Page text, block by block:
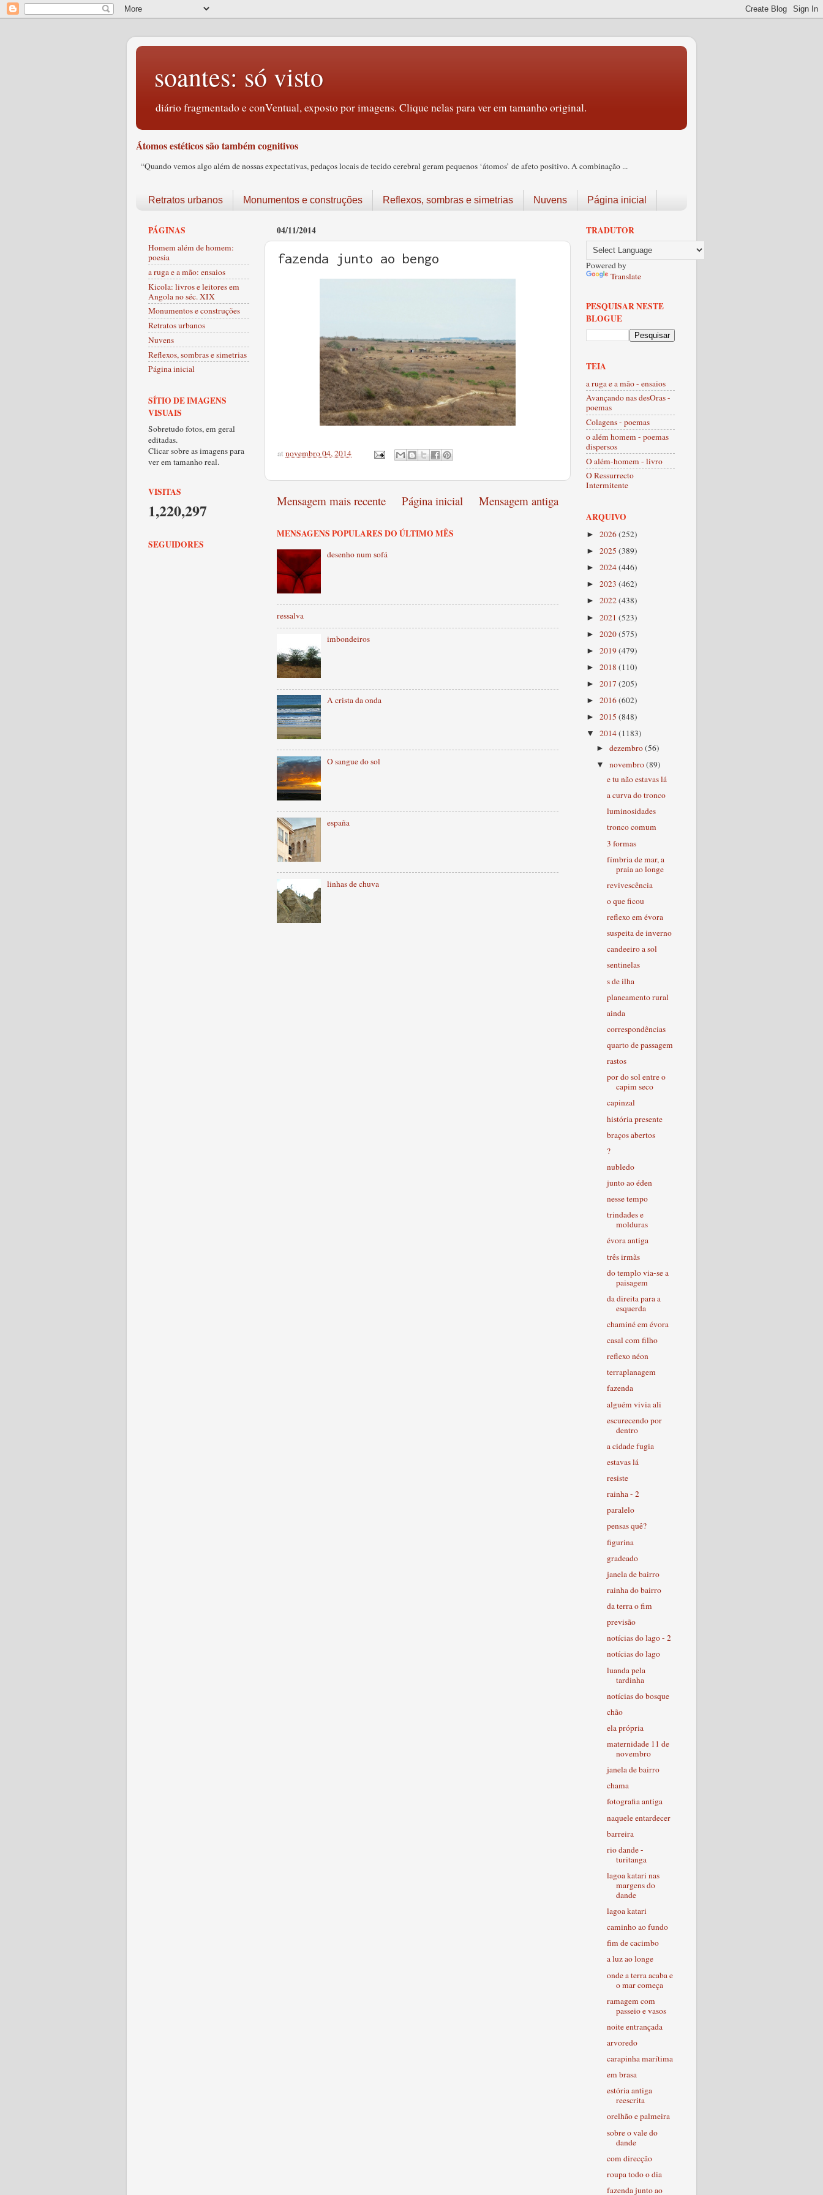
soantes: só visto
diário fragmentado e conVentual, exposto por imagens. Clique nelas para ver em tamanho original.
Átomos estéticos são também cognitivos
“Quando vemos algo além de nossas expectativas, pedaços locais de tecido cerebral geram pequenos ‘átomos’ de afeto positivo. A combinação ...
Retratos urbanos Monumentos e construções Reflexos, sombras e simetrias Nuvens Página inicial
04/11/2014
fazenda junto ao bengo
atnovembro 04, 2014
Mensagem mais recente Mensagem antiga
Página inicial
MENSAGENS POPULARES DO ÚLTIMO MÊS
desenho num sofá
ressalva
imbondeiros
A crista da onda
O sangue do sol
españa
linhas de chuva
PÁGINAS
Homem além de homem:
poesia
a ruga e a mão: ensaios
Kicola: livros e leitores em
Angola no séc. XIX
Monumentos e construções
Retratos urbanos
Nuvens
Reflexos, sombras e simetrias
Página inicial
SÍTIO DE IMAGENS
VISUAIS
Sobretudo fotos, em geral
editadas.
Clicar sobre as imagens para
ver em tamanho real.
VISITAS
1,220,297
SEGUIDORES
TRADUTOR
Powered by
Translate
PESQUISAR NESTE
BLOGUE
TEIA
a ruga e a mão - ensaios
Avançando nas desOras -
poemas
Colagens - poemas
o além homem - poemas
dispersos
O além-homem - livro
O Ressurrecto
Intermitente
ARQUIVO
► 2026(252)
► 2025 (389)
► 2024(446)
► 2023 (462)
► 2022(438)
► 2021 (523)
► 2020(575)
► 2019(479)
► 2018 (110)
► 2017 (205)
► 2016(602)
► 2015 (848)
▼ 2014(1183)
►dezembro(56)
▼novembro(89)
e tu não estavas lá
a curva do tronco
luminosidades
tronco comum
3 formas
fímbria de mar, a
praia ao longe
revivescência
o que ficou
reflexo em évora
suspeita de inverno
candeeiro a sol
sentinelas
s de ilha
planeamento rural
ainda
correspondências
quarto de passagem
rastos
por do sol entre o
capim seco
capinzal
história presente
braços abertos
?
nubledo
junto ao éden
nesse tempo
trindades e
molduras
évora antiga
três irmãs
do templo via-se a
paisagem
da direita para a
esquerda
chaminé em évora
casal com filho
reflexo néon
terraplanagem
fazenda
alguém vivia ali
escurecendo por
dentro
a cidade fugia
estavas lá
resiste
rainha - 2
paralelo
pensas quê?
figurina
gradeado
janela de bairro
rainha do bairro
da terra o fim
previsão
notícias do lago - 2
notícias do lago
luanda pela
tardinha
notícias do bosque
chão
ela própria
maternidade 11 de
novembro
janela de bairro
chama
fotografia antiga
naquele entardecer
barreira
rio dande -
turitanga
lagoa katari nas
margens do
dande
lagoa katari
caminho ao fundo
fim de cacimbo
a luz ao longe
onde a terra acaba e
o mar começa
ramagem com
passeio e vasos
noite entrançada
arvoredo
carapinha marítima
em brasa
estória antiga
reescrita
orelhão e palmeira
sobre o vale do
dande
com direcção
roupa todo o dia
fazenda junto ao